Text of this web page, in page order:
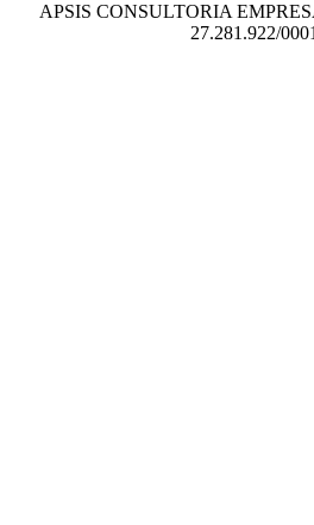
APSIS CONSULTORIA
27.281.922/